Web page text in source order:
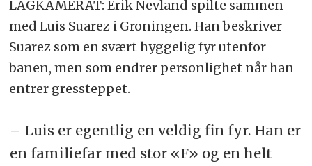
LAGKAMERAT: Erik Nevland spilte sammen
med Luis Suarez i Groningen. Han beskriver
Suarez som en svært hyggelig fyr utenfor
banen, men som endrer personlighet når han
entrer gressteppet.
– Luis er egentlig en veldig fin fyr. Han er
en familiefar med stor «F» og en helt